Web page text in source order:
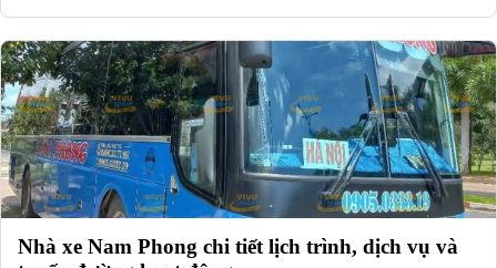
Nhà xe Nam Phong chi tiết lịch trình, dịch vụ và